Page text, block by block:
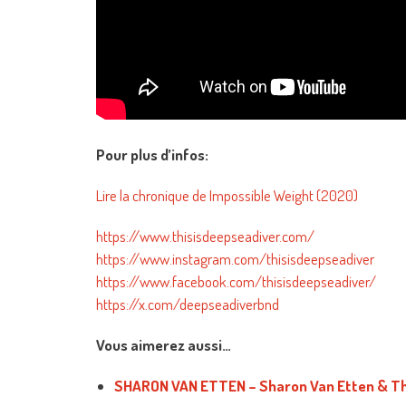
Pour plus d’infos:
Lire la chronique de Impossible Weight (2020)
https://www.thisisdeepseadiver.com/
https://www.instagram.com/thisisdeepseadiver
https://www.facebook.com/thisisdeepseadiver/
https://x.com/deepseadiverbnd
Vous aimerez aussi…
SHARON VAN ETTEN – Sharon Van Etten